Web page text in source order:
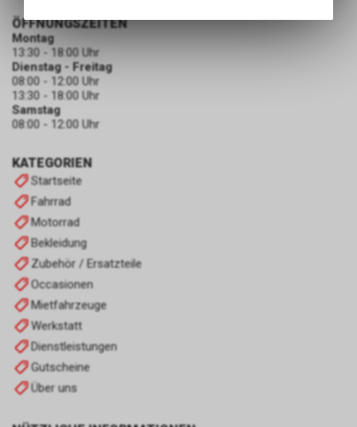
KATEGORIEN
Startseite
Fahrrad
Motorrad
Bekleidung
Zubehör / Ersatzteile
Occasionen
Mietfahrzeuge
Werkstatt
Dienstleistungen
Gutscheine
Über uns
ÖFFNUNGSZEITEN
Montag
13:30 - 18:00 Uhr
Dienstag - Freitag
08:00 - 12:00 Uhr
13:30 - 18:00 Uhr
Samstag
08:00 - 12:00 Uhr